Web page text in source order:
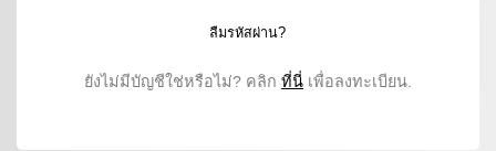
ลืมรหัสผ่าน?
ยังไม่มีบัญชีใช่หรือไม่? คลิก ที่นี่ เพื่อลงทะเบียน.